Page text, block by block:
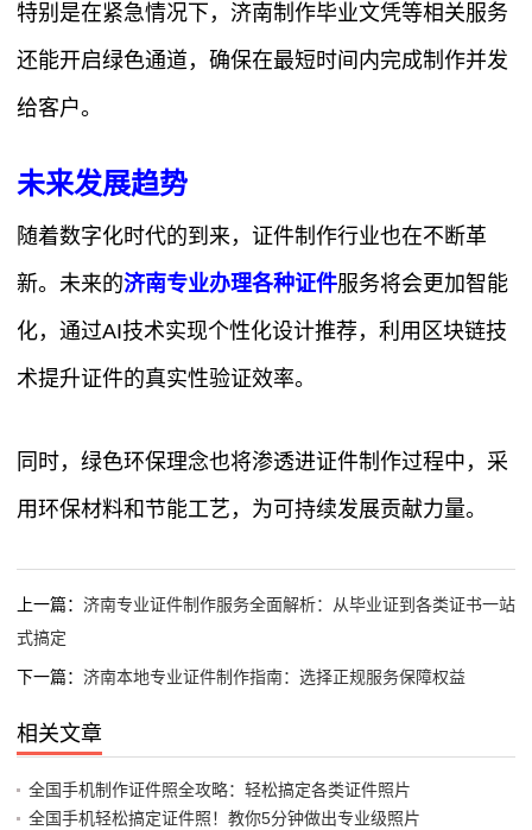
特别是在紧急情况下，济南制作毕业文凭等相关服务
还能开启绿色通道，确保在最短时间内完成制作并发
给客户。
未来发展趋势
随着数字化时代的到来，证件制作行业也在不断革
新。未来的济南专业办理各种证件服务将会更加智能
化，通过AI技术实现个性化设计推荐，利用区块链技
术提升证件的真实性验证效率。
同时，绿色环保理念也将渗透进证件制作过程中，采
用环保材料和节能工艺，为可持续发展贡献力量。
上一篇： 济南专业证件制作服务全面解析：从毕业证到各类证书一站
式搞定
下一篇： 济南本地专业证件制作指南：选择正规服务保障权益
相关文章
全国手机制作证件照全攻略：轻松搞定各类证件照片
全国手机轻松搞定证件照！教你5分钟做出专业级照片